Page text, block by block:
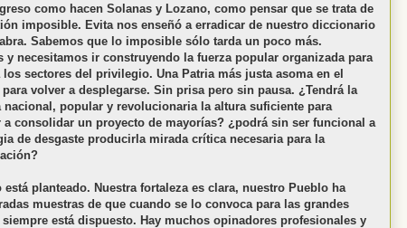
como hacen Solanas y Lozano, como pensar que se trata de
imposible. Evita nos enseñó a erradicar de nuestro diccionario
Sabemos que lo imposible sólo tarda un poco más.
y necesitamos ir construyendo la fuerza popular organizada para
los sectores del privilegio. Una Patria más justa asoma en el
volver a desplegarse. Sin prisa pero sin pausa. ¿Tendrá la
nacional, popular y revolucionaria la altura suficiente para
consolidar un proyecto de mayorías? ¿podrá sin ser funcional a
de desgaste producirla mirada crítica necesaria para la
está planteado. Nuestra fortaleza es clara, nuestro Pueblo ha
muestras de que cuando se lo convoca para las grandes
siempre está dispuesto. Hay muchos opinadores profesionales y